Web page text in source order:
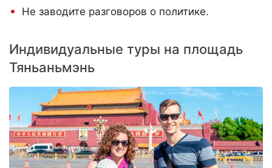
Не заводите разговоров о политике.
Индивидуальные туры на площадь
Тяньаньмэнь